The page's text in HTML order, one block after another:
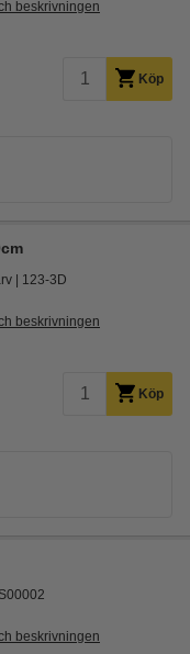
beskrivningen
Köp
123-3D
beskrivningen
Köp
beskrivningen